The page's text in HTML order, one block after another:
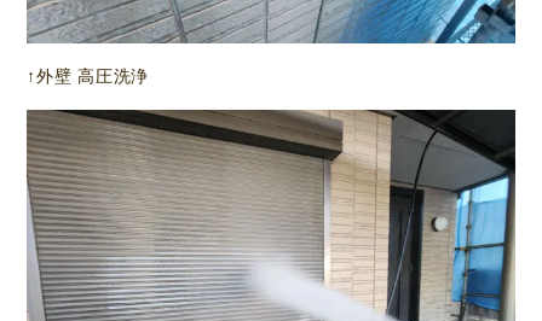
↑外壁 高圧洗浄